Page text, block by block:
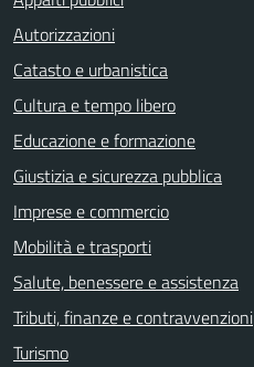
Autorizzazioni
Catasto e urbanistica
Cultura e tempo libero
Educazione e formazione
Giustizia e sicurezza pubblica
Imprese e commercio
Mobilità e trasporti
Salute, benessere e assistenza
Tributi, finanze e contravvenzioni
Turismo